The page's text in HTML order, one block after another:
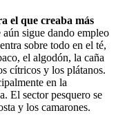
el que creaba más
aún sigue dando empleo
sobre todo en el té,
el algodón, la caña
cítricos y los plátanos.
en la
El sector pesquero se
y los camarones.